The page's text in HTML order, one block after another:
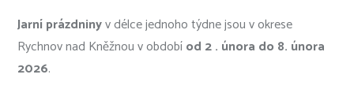
Jarní prázdninyv délce jednoho týdne jsou v okrese
Rychnov nad Kněžnou v obdobíod 2. února do 8. února
2026.